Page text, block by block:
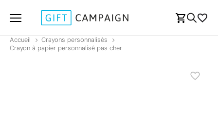
Accueil
Crayons personnalisés
Crayon à papier personnalisé pas cher